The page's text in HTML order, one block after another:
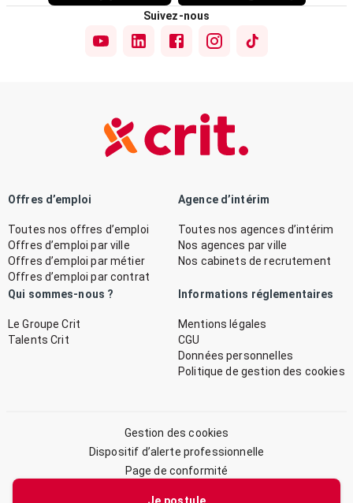
Suivez-nous
Offres d’emploi
Toutes nos offres d’emploi
Offres d’emploi par ville
Offres d’emploi par métier
Offres d’emploi par contrat
Agence d’intérim
Toutes nos agences d’intérim
Nos agences par ville
Nos cabinets de recrutement
Qui sommes-nous ?
Le Groupe Crit
Talents Crit
Informations réglementaires
Mentions légales
CGU
Données personnelles
Politique de gestion des cookies
Gestion des cookies
Dispositif d’alerte professionnelle
Page de conformité